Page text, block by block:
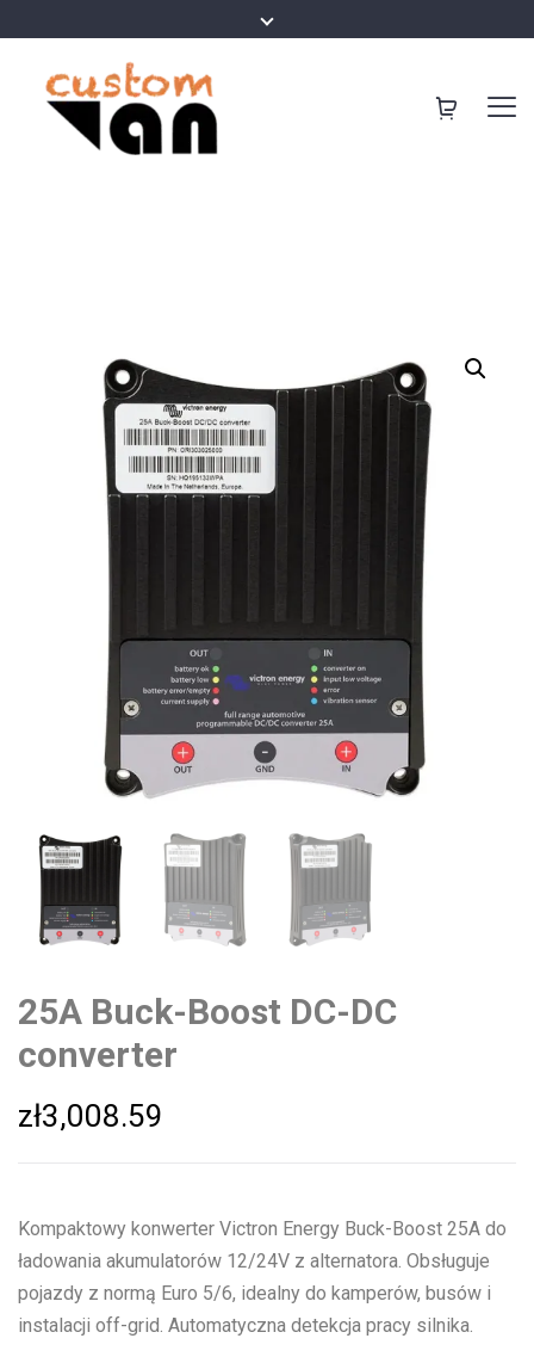
25A Buck-Boost DC-DC
converter
zł3,008.59
Kompaktowy konwerter Victron Energy Buck-Boost 25A do
ładowania akumulatorów 12/24V z alternatora. Obsługuje
pojazdy z normą Euro 5/6, idealny do kamperów, busów i
instalacji off-grid. Automatyczna detekcja pracy silnika.